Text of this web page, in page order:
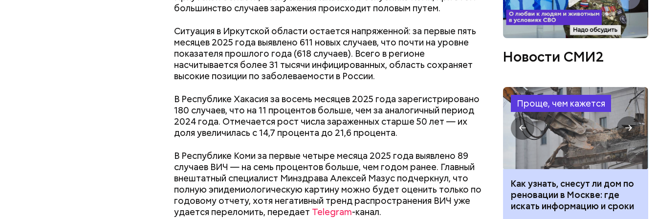
большинство случаев заражения происходит половым путем.
Ситуация в Иркутской области остается напряженной: за первые пять
месяцев 2025 года выявлено 611 новых случаев, что почти на уровне
показателя прошлого года (618 случаев). Всего в регионе
насчитывается более 31 тысячи инфицированных, область сохраняет
высокие позиции по заболеваемости в России.
В Республике Хакасия за восемь месяцев 2025 года зарегистрировано
180 случаев, что на 11 процентов больше, чем за аналогичный период
2024 года. Отмечается рост числа зараженных старше 50 лет — их
доля увеличилась с 14,7 процента до 21,6 процента.
В Республике Коми за первые четыре месяца 2025 года выявлено 89
случаев ВИЧ — на семь процентов больше, чем годом ранее. Главный
внештатный специалист Минздрава Алексей Мазус подчеркнул, что
полную эпидемиологическую картину можно будет оценить только по
годовому отчету, хотя негативный тренд распространения ВИЧ уже
удается переломить, передает Telegram-канал.
Следователи считали, что в период с 2019 по 2021 год Гасанов
деньги он якобы распределил между родственниками и собственными
счетами.
Кто еще был жертвой Миссюры Новости СМИ2
Проще, чем кажется
Как поменять батареи дома и
не получить штраф
Как получить до 100 тысяч
рублей от государства при
трудной ситуации: кто может
Как узнать, снесут ли дом по
реновации в Москве: где
искать информацию и сроки